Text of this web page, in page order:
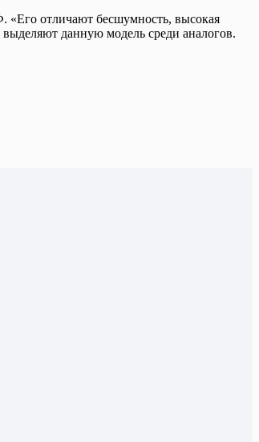
«Его отличают бесшумность, высокая
данную модель среди аналогов.